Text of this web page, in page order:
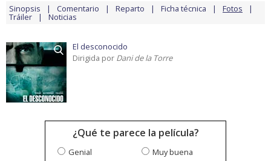
Sinopsis Comentario Reparto Ficha técnica Fotos
Tráiler Noticias
El desconocido
Dirigida por Dani de la Torre
¿Qué te parece la película?
Genial
Muy buena